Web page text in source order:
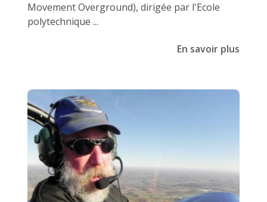
Movement Overground), dirigée par l'Ecole
polytechnique ...
En savoir plus